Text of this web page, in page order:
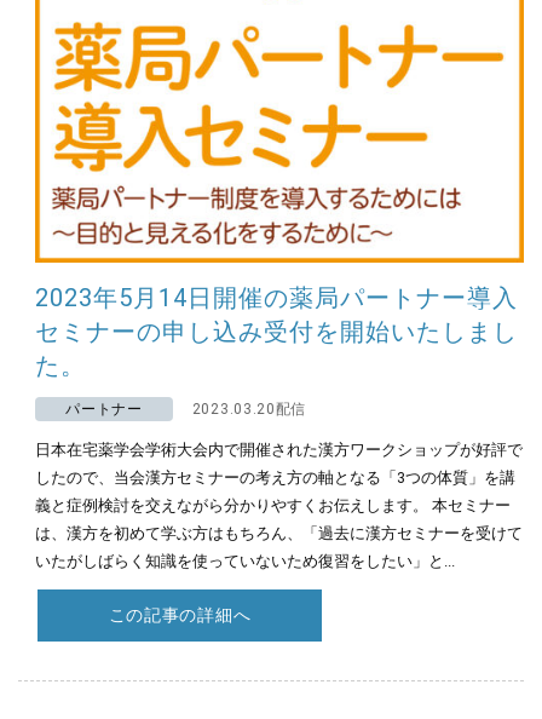
2023年5月14日開催の薬局パートナー導入
セミナーの申し込み受付を開始いたしまし
た。
パートナー 2023.03.20配信
日本在宅薬学会学術大会内で開催された漢方ワークショップが好評で
したので、当会漢方セミナーの考え方の軸となる「3つの体質」を講
義と症例検討を交えながら分かりやすくお伝えします。 本セミナー
は、漢方を初めて学ぶ方はもちろん、「過去に漢方セミナーを受けて
いたがしばらく知識を使っていないため復習をしたい」と...
この記事の詳細へ